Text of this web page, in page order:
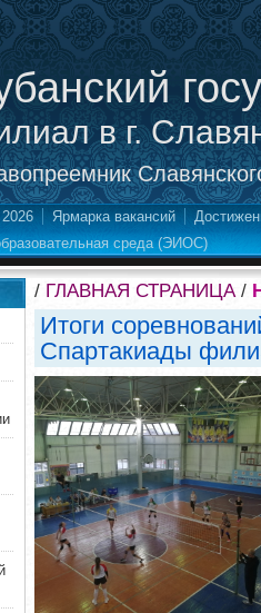
в г.
Ярмарка вакансий
среда (ЭИОС)
/ ГЛАВНАЯ СТРАНИЦА/
Итоги
Спартакиады